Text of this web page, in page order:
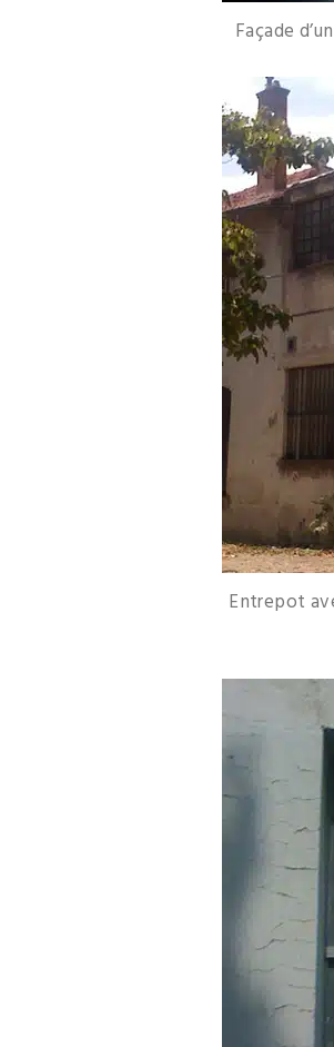
Façade
Entrepot